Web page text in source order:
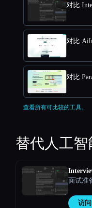
对比
对比
对比
查看所有可比较的工具。
替代人工
面试准
访问